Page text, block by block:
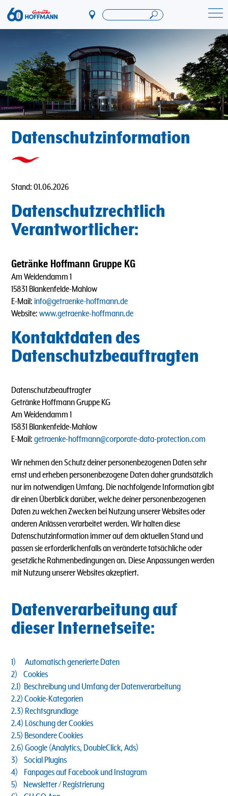
Direkt
zum
Inhalt
Startseite Getränke Hoffmann
Datenschutzinformation
Stand: 01.06.2026
Datenschutzrechtlich
Verantwortlicher:
Getränke Hoffmann Gruppe KG
Am Weidendamm 1
15831 Blankenfelde-Mahlow
E-Mail: info@getraenke-hoffmann.de
Website: www.getraenke-hoffmann.de
Kontaktdaten des
Datenschutzbeauftragten
Datenschutzbeauftragter
Getränke Hoffmann Gruppe KG
Am Weidendamm 1
15831 Blankenfelde-Mahlow
E-Mail: getraenke-hoffmann@corporate-data-protection.com
Wir nehmen den Schutz deiner personenbezogenen Daten sehr
ernst und erheben personenbezogene Daten daher grundsätzlich
nur im notwendigen Umfang. Die nachfolgende Information gibt
dir einen Überblick darüber, welche deiner personenbezogenen
Daten zu welchen Zwecken bei Nutzung unserer Websites oder
anderen Anlässen verarbeitet werden. Wir halten diese
Datenschutzinformation immer auf dem aktuellen Stand und
passen sie erforderlichenfalls an veränderte tatsächliche oder
gesetzliche Rahmenbedingungen an. Diese Anpassungen werden
mit Nutzung unserer Websites akzeptiert.
Datenverarbeitung auf
dieser Internetseite:
1) Automatisch generierte Daten
2) Cookies
2.1) Beschreibung und Umfang der Datenverarbeitung
2.2) Cookie-Kategorien
2.3) Rechtsgrundlage
2.4) Löschung der Cookies
2.5) Besondere Cookies
2.6) Google (Analytics, DoubleClick, Ads)
3) Social Plugins
4) Fanpages auf Facebook und Instagram
5) Newsletter / Registrierung